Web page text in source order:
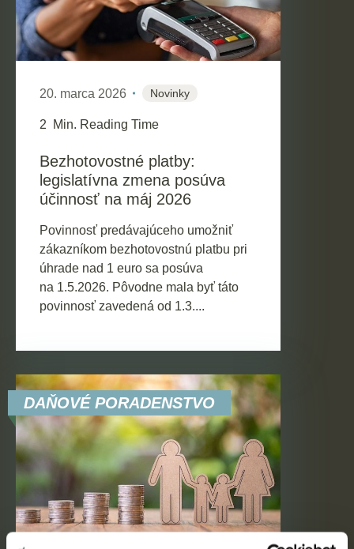
20. marca 2026 Novinky
2 Min. Reading Time
Bezhotovostné platby:
legislatívna zmena posúva
účinnosť na máj 2026
Povinnosť predávajúceho umožniť
zákazníkom bezhotovostnú platbu pri
úhrade nad 1 euro sa posúva
na 1.5.2026. Pôvodne mala byť táto
povinnosť zavedená od 1.3....
DAŇOVÉ PORADENSTVO